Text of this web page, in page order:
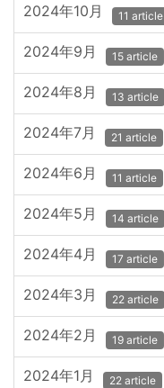
2024年10月 11 article
2024年9月 15 article
2024年8月 13 article
2024年7月 21 article
2024年6月 11 article
2024年5月 14 article
2024年4月 17 article
2024年3月 22 article
2024年2月 19 article
2024年1月 22 article